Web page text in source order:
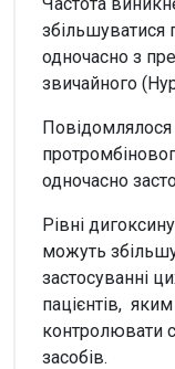
збільшуватися
одночасно з
звичайного
одночасно
Рівні
можуть
застосуванні
пацієнтів, яким
контролювати
засобів.